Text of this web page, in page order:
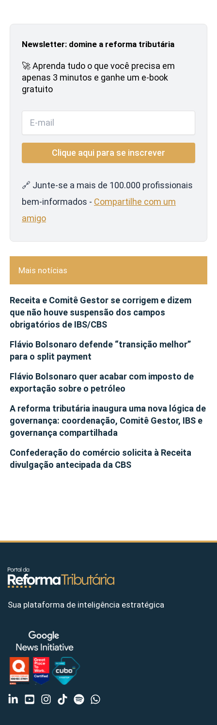
Newsletter: domine a reforma tributária
🚀 Aprenda tudo o que você precisa em
apenas 3 minutos e ganhe um e-book
gratuito
🔗 Junte-se a mais de 100.000 profissionais
bem-informados - Compartilhe com um
amigo
Mais notícias
Receita e Comitê Gestor se corrigem e dizem
que não houve suspensão dos campos
obrigatórios de IBS/CBS
Flávio Bolsonaro defende “transição melhor”
para o split payment
Flávio Bolsonaro quer acabar com imposto de
exportação sobre o petróleo
A reforma tributária inaugura uma nova lógica de
governança: coordenação, Comitê Gestor, IBS e
governança compartilhada
Confederação do comércio solicita à Receita
divulgação antecipada da CBS
Sua plataforma de inteligência estratégica